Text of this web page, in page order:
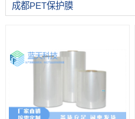
成都PET保护膜